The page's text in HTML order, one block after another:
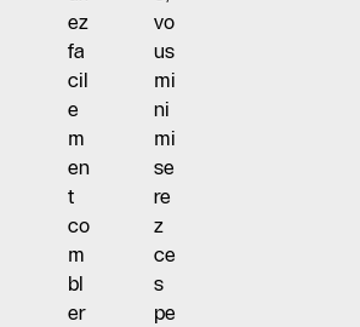
ez
fa
cil
e
m
en
t
co
m
bl
er
vo
us
mi
ni
mi
se
re
z
ce
s
pe